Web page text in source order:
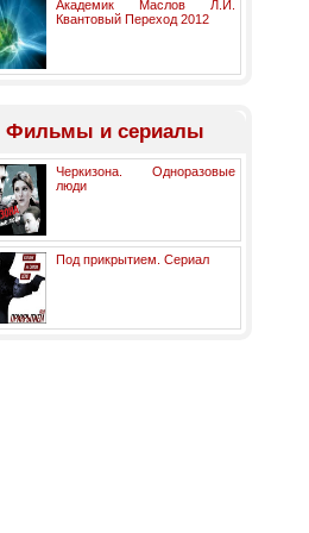
Академик Маслов Л.И.
Квантовый Переход 2012
Фильмы и сериалы
Черкизона. Одноразовые
люди
Под прикрытием. Сериал